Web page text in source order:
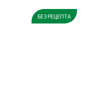
БЕЗ РЕЦЕПТА